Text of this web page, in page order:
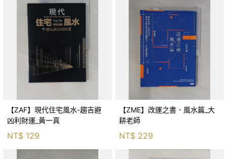
【ZAF】現代住宅風水-趨吉避
凶利財運_黃一真
NT$ 129
【ZME】改運之書．風水篇_大
耕老師
NT$ 229